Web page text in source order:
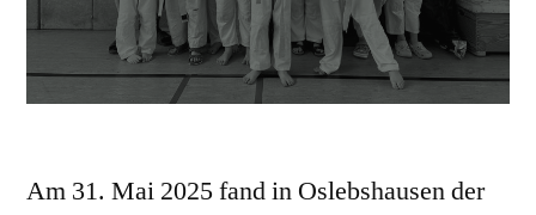
Am 31. Mai 2025 fand in Oslebshausen der